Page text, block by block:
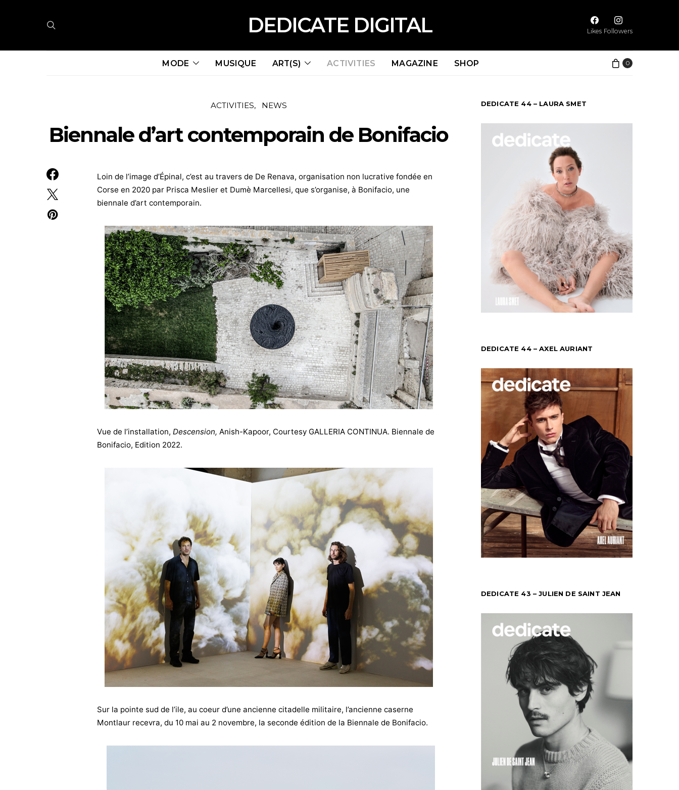
DEDICATE DIGITAL Likes Followers
MODE MUSIQUE ART(S) ACTIVITIES MAGAZINE SHOP 0
ACTIVITIES NEWS
Biennale d’art contemporain de Bonifacio
Loin de l’image d’Épinal, c’est au travers de De Renava, organisation non lucrative fondée en
Corse en 2020 par Prisca Meslier et Dumè Marcellesi, que s’organise, à Bonifacio, une
biennale d’art contemporain.
Vue de l’installation, Descension, Anish-Kapoor, Courtesy GALLERIA CONTINUA. Biennale de
Bonifacio, Edition 2022.
Sur la pointe sud de l’ile, au coeur d’une ancienne citadelle militaire, l’ancienne caserne
Montlaur recevra, du 10 mai au 2 novembre, la seconde édition de la Biennale de Bonifacio.
DEDICATE 44 – LAURA SMET
DEDICATE 44 – AXEL AURIANT
DEDICATE 43 – JULIEN DE SAINT JEAN